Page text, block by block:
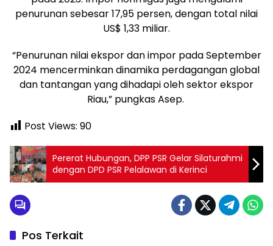
penurunan sebesar 17,95 persen, dengan total nilai
US$ 1,33 miliar.
“Penurunan nilai ekspor dan impor pada September
2024 mencerminkan dinamika perdagangan global
dan tantangan yang dihadapi oleh sektor ekspor
Riau,” pungkas Asep.
Post Views: 90
Pererat Hubungan, DPP PSR Gelar Silaturahmi
dengan DPD PSR Pelalawan di Kerinci
Pos Terkait